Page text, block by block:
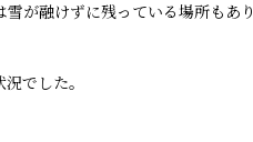
が融けずに残っている場所もあり
でした。